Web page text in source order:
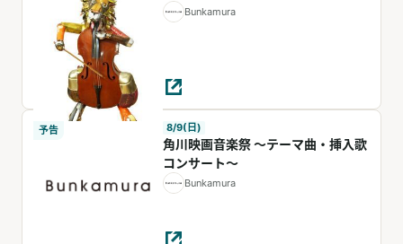
Bunkamura
予告 8/9(日)
⾓川映画⾳楽祭 〜テーマ曲・挿⼊歌
コンサート〜
Bunkamura